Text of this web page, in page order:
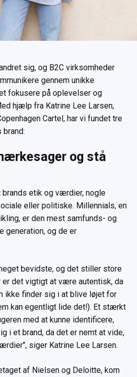
sig, og B2C virksomheder
gennem unikke
fokusere på oplevelser og
hjælp fra Katrine Lee Larsen,
Cartel, har vi fundet tre
og stå
brands etik og værdier, nogle
eller politiske. Millennials, en
er den mest samfunds- og
og de er
bevidste, og det stiller store
er det vigtigt at være autentisk, da
ikke finder sig i at blive løjet for
kan egentligt lide det!). Et stærkt
med at kunne identificere,
i et brand, da det er nemt at vide,
siger Katrine Lee Larsen.
af Nielsen og Deloitte, kom